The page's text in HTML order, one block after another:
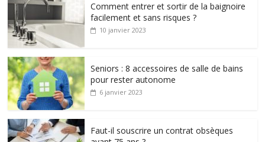
Comment entrer et sortir de la baignoire
facilement et sans risques ?
10 janvier 2023
Seniors : 8 accessoires de salle de bains
pour rester autonome
6 janvier 2023
Faut-il souscrire un contrat obsèques